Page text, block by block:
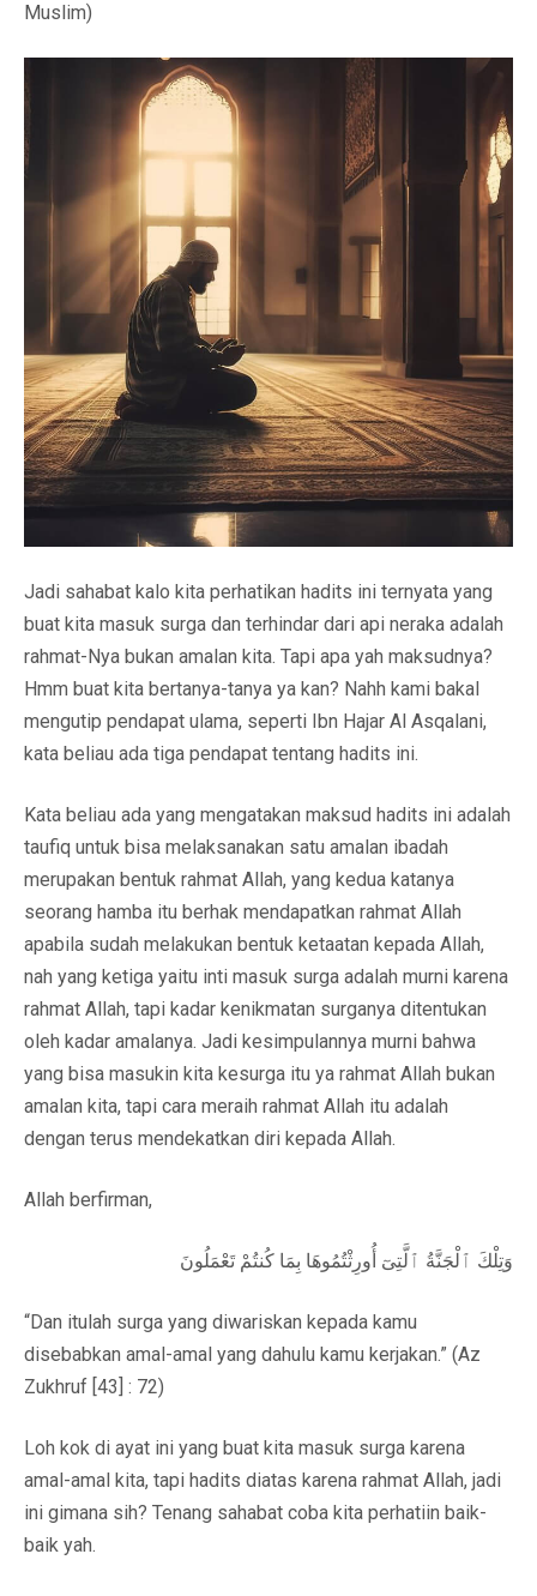
Muslim)
Jadi sahabat kalo kita perhatikan hadits ini ternyata yang
buat kita masuk surga dan terhindar dari api neraka adalah
rahmat-Nya bukan amalan kita. Tapi apa yah maksudnya?
Hmm buat kita bertanya-tanya ya kan? Nahh kami bakal
mengutip pendapat ulama, seperti Ibn Hajar Al Asqalani,
kata beliau ada tiga pendapat tentang hadits ini.
Kata beliau ada yang mengatakan maksud hadits ini adalah
taufiq untuk bisa melaksanakan satu amalan ibadah
merupakan bentuk rahmat Allah, yang kedua katanya
seorang hamba itu berhak mendapatkan rahmat Allah
apabila sudah melakukan bentuk ketaatan kepada Allah,
nah yang ketiga yaitu inti masuk surga adalah murni karena
rahmat Allah, tapi kadar kenikmatan surganya ditentukan
oleh kadar amalanya. Jadi kesimpulannya murni bahwa
yang bisa masukin kita kesurga itu ya rahmat Allah bukan
amalan kita, tapi cara meraih rahmat Allah itu adalah
dengan terus mendekatkan diri kepada Allah.
Allah berfirman,
وَتِلْكَ ٱلْجَنَّةُ ٱلَّتِىٓ أُورِثْتُمُوهَا بِمَا كُنتُمْ تَعْمَلُونَ
“Dan itulah surga yang diwariskan kepada kamu
disebabkan amal-amal yang dahulu kamu kerjakan.” (Az
Zukhruf [43] : 72)
Loh kok di ayat ini yang buat kita masuk surga karena
amal-amal kita, tapi hadits diatas karena rahmat Allah, jadi
ini gimana sih? Tenang sahabat coba kita perhatiin baik-
baik yah.